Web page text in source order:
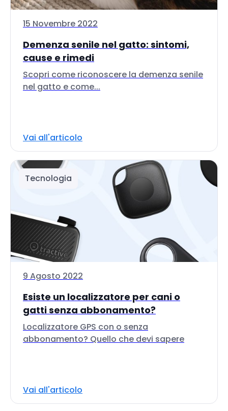
15 Novembre 2022
Demenza senile nel gatto: sintomi,
cause e rimedi
Scopri come riconoscere la demenza senile
nel gatto e come...
Vai all'articolo
Tecnologia
9 Agosto 2022
Esiste un localizzatore per cani o
gatti senza abbonamento?
Localizzatore GPS con o senza
abbonamento? Quello che devi sapere
Vai all'articolo